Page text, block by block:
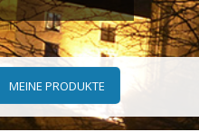
MEINE PRODUKTE